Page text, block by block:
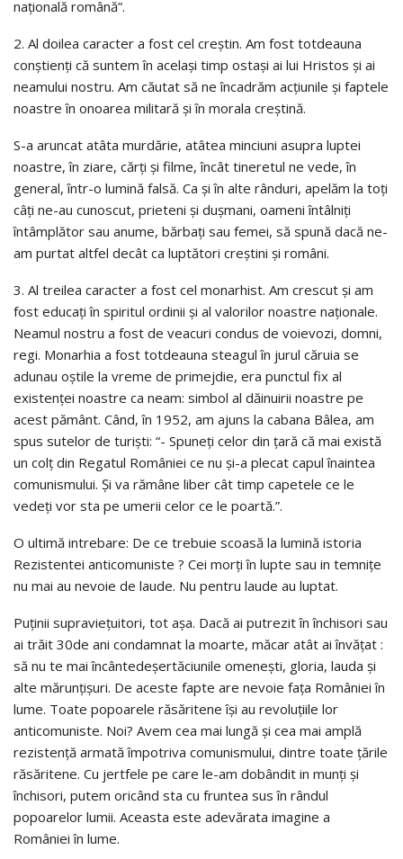
naţională română”.
2. Al doilea caracter a fost cel creştin. Am fost totdeauna
conştienţi că suntem în acelaşi timp ostaşi ai lui Hristos şi ai
neamului nostru. Am căutat să ne încadrăm acţiunile şi faptele
noastre în onoarea militară şi în morala creştină.
S-a aruncat atâta murdărie, atâtea minciuni asupra luptei
noastre, în ziare, cărţi şi filme, încât tineretul ne vede, în
general, într-o lumină falsă. Ca şi în alte rânduri, apelăm la toţi
câţi ne-au cunoscut, prieteni şi duşmani, oameni întâlniţi
întâmplător sau anume, bărbaţi sau femei, să spună dacă ne-
am purtat altfel decât ca luptători creştini şi români.
3. Al treilea caracter a fost cel monarhist. Am crescut şi am
fost educaţi în spiritul ordinii şi al valorilor noastre naţionale.
Neamul nostru a fost de veacuri condus de voievozi, domni,
regi. Monarhia a fost totdeauna steagul în jurul căruia se
adunau oştile la vreme de primejdie, era punctul fix al
existenţei noastre ca neam: simbol al dăinuirii noastre pe
acest pământ. Când, în 1952, am ajuns la cabana Bâlea, am
spus sutelor de turişti: “- Spuneţi celor din ţară că mai există
un colţ din Regatul României ce nu şi-a plecat capul înaintea
comunismului. Şi va rămâne liber cât timp capetele ce le
vedeţi vor sta pe umerii celor ce le poartă.”.
O ultimă intrebare: De ce trebuie scoasă la lumină istoria
Rezistentei anticomuniste ? Cei morţi în lupte sau in temniţe
nu mai au nevoie de laude. Nu pentru laude au luptat.
Puţinii supravieţuitori, tot aşa. Dacă ai putrezit în închisori sau
ai trăit 30de ani condamnat la moarte, măcar atât ai învăţat :
să nu te mai încântedeşertăciunile omeneşti, gloria, lauda şi
alte mărunţişuri. De aceste fapte are nevoie faţa României în
lume. Toate popoarele răsăritene îşi au revoluţiile lor
anticomuniste. Noi? Avem cea mai lungă şi cea mai amplă
rezistenţă armată împotriva comunismului, dintre toate ţările
răsăritene. Cu jertfele pe care le-am dobândit in munţi şi
închisori, putem oricând sta cu fruntea sus în rândul
popoarelor lumii. Aceasta este adevărata imagine a
României în lume.